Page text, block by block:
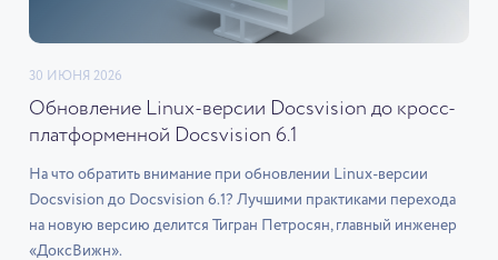
30 ИЮНЯ 2026
Обновление Linux-версии Docsvision до кросс-
платформенной Docsvision 6.1
На что обратить внимание при обновлении Linux-версии
Docsvision до Docsvision 6.1? Лучшими практиками перехода
на новую версию делится Тигран Петросян, главный инженер
«ДоксВижн».